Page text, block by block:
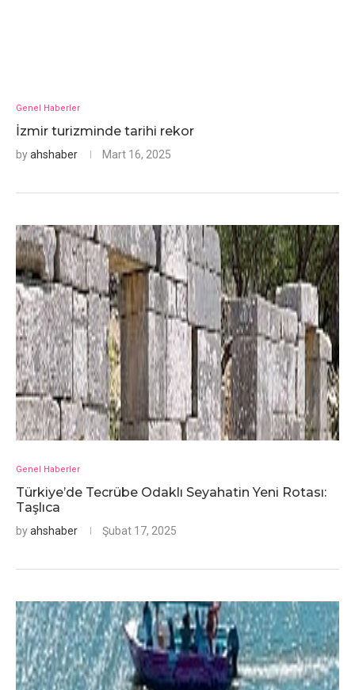
Genel Haberler
İzmir turizminde tarihi rekor
byahshaber Mart 16, 2025
Genel Haberler
Türkiye’de Tecrübe Odaklı Seyahatin Yeni Rotası:
Taşlıca
byahshaber Şubat 17, 2025